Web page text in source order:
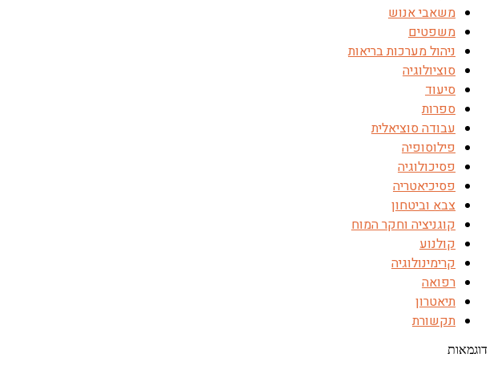
משאבי אנוש
משפטים
ניהול מערכות בריאות
סוציולוגיה
סיעוד
ספרות
עבודה סוציאלית
פילוסופיה
פסיכולוגיה
פסיכיאטריה
צבא וביטחון
קוגניציה וחקר המוח
קולנוע
קרימינולוגיה
רפואה
תיאטרון
תקשורת
דוגמאות